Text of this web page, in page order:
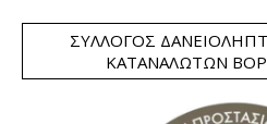
ΣΎΛΛΟΓΟΣ
ΚΑΤΑΝΑΛΩΤΏΝ